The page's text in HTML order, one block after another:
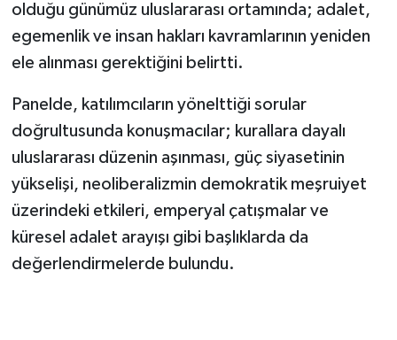
olduğu günümüz uluslararası ortamında; adalet,
egemenlik ve insan hakları kavramlarının yeniden
ele alınması gerektiğini belirtti.
Panelde, katılımcıların yönelttiği sorular
doğrultusunda konuşmacılar; kurallara dayalı
uluslararası düzenin aşınması, güç siyasetinin
yükselişi, neoliberalizmin demokratik meşruiyet
üzerindeki etkileri, emperyal çatışmalar ve
küresel adalet arayışı gibi başlıklarda da
değerlendirmelerde bulundu.